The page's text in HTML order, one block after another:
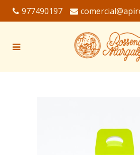
977490197